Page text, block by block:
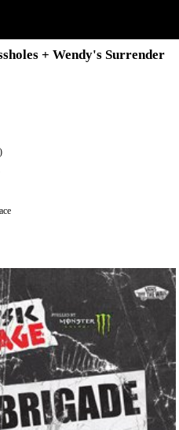
+ Wendy's Surrender